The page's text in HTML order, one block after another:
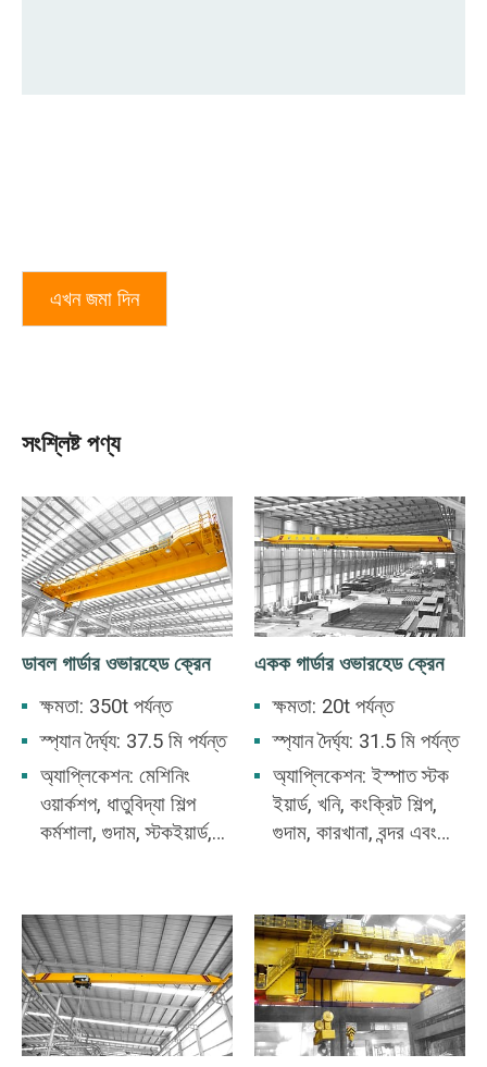
এখন জমা দিন
সংশ্লিষ্ট পণ্য
ডাবল গার্ডার ওভারহেড ক্রেন
ক্ষমতা: 350t পর্যন্ত
স্প্যান দৈর্ঘ্য: 37.5 মি পর্যন্ত
অ্যাপ্লিকেশন: মেশিনিং
ওয়ার্কশপ, ধাতুবিদ্যা শিল্প
কর্মশালা, গুদাম, স্টকইয়ার্ড,
শিল্প কর্মশালার জন্য
উপযুক্ত।
একক গার্ডার ওভারহেড ক্রেন
ক্ষমতা: 20t পর্যন্ত
স্প্যান দৈর্ঘ্য: 31.5 মি পর্যন্ত
অ্যাপ্লিকেশন: ইস্পাত স্টক
ইয়ার্ড, খনি, কংক্রিট শিল্প,
গুদাম, কারখানা, বন্দর এবং
অনেক শিল্প কর্মক্ষেত্রের
একটি সাধারণ বৈশিষ্ট্য যা
বিভিন্ন উত্তোলন
অ্যাপ্লিকেশন পরিবেশন
করে।